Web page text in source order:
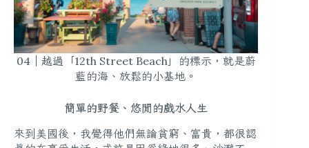
04｜越過「12th Street Beach」的標示，就是蔚
藍的海、放鬆的小基地。
簡單的野餐、悠閒的戲水人生
來到美國後，我覺得他們無論貧窮、富貴，都很認